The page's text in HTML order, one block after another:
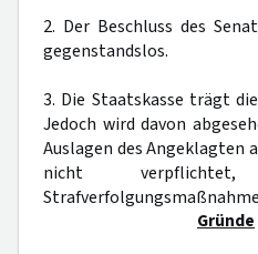
2. Der Beschluss des
gegenstandslos.
3. Die Staatskasse trägt
Jedoch wird davon
Auslagen des Angeklagten
nicht
Gründe